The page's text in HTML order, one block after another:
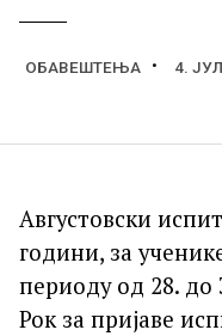
ОБАВЕШТЕЊА 4.
Августовски
години, за
периоду од 28. до
Рок за пријаве